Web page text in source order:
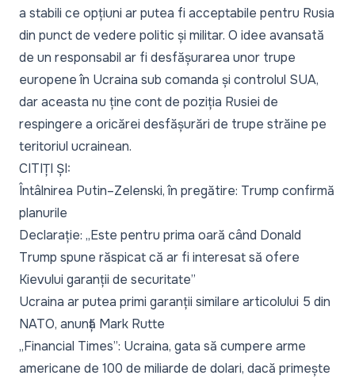
a stabili ce opțiuni ar putea fi acceptabile pentru Rusia
din punct de vedere politic și militar. O idee avansată
de un responsabil ar fi desfășurarea unor trupe
europene în Ucraina sub comanda și controlul SUA,
dar aceasta nu ține cont de poziția Rusiei de
respingere a oricărei desfășurări de trupe străine pe
teritoriul ucrainean.
CITIȚI ȘI:
Întâlnirea Putin–Zelenski, în pregătire: Trump confirmă
planurile
Declarație: „Este pentru prima oară când Donald
Trump spune răspicat că ar fi interesat să ofere
Kievului garanții de securitate”
Ucraina ar putea primi garanții similare articolului 5 din
NATO, anunță Mark Rutte
„Financial Times”: Ucraina, gata să cumpere arme
americane de 100 de miliarde de dolari, dacă primește